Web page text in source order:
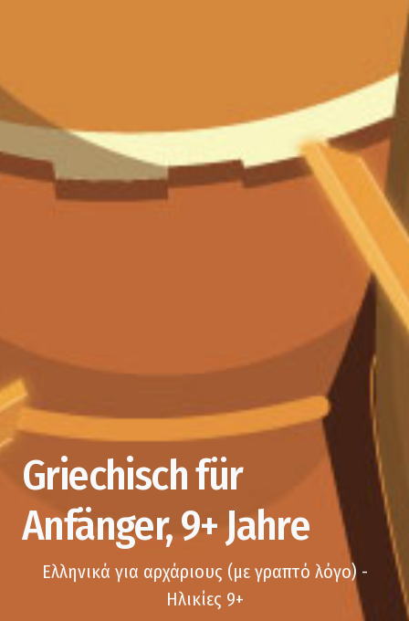
Griechisch für
Anfänger, 9+ Jahre
Ελληνικά για αρχάριους (με γραπτό λόγο) -
Ηλικίες 9+